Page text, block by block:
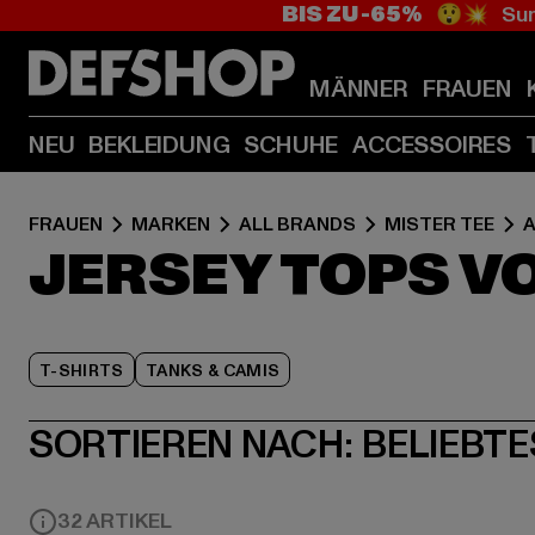
BIS ZU -65% 😲💥
MÄNNER FRAUEN
NEU BEKLEIDUNG SCHUHE ACCESSOIRES
FRAUEN MARKEN ALL BRANDS MISTER TEE
JERSEY TOPS
T-SHIRTS TANKS & CAMIS
SORTIEREN NACH:
32 ARTIKEL